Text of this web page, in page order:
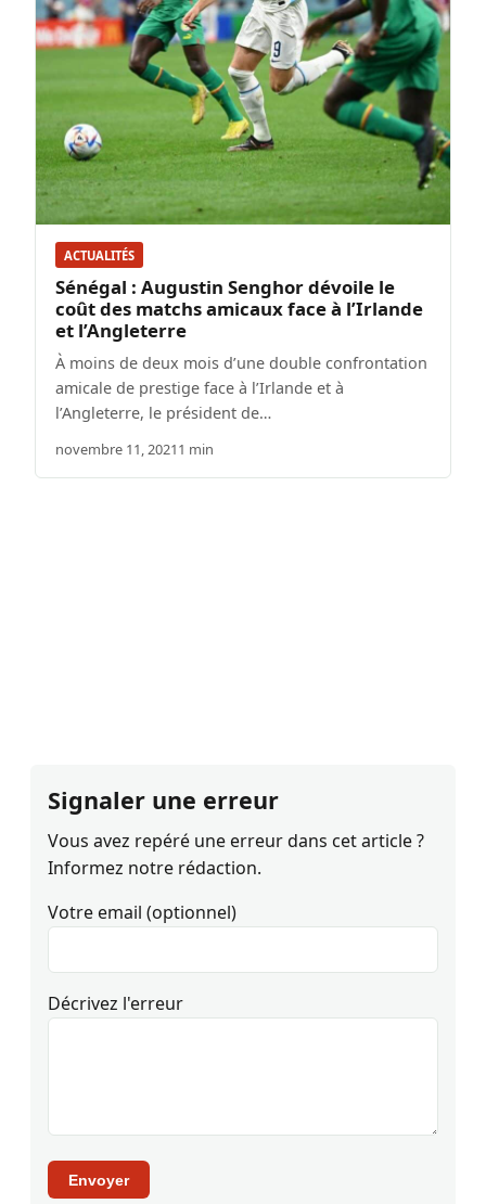
ACTUALITÉS
Sénégal : Augustin Senghor dévoile le
coût des matchs amicaux face à l’Irlande
et l’Angleterre
À moins de deux mois d’une double confrontation
amicale de prestige face à l’Irlande et à
l’Angleterre, le président de…
novembre 11, 20211 min
Signaler une erreur
Vous avez repéré une erreur dans cet article ?
Informez notre rédaction.
Votre email (optionnel)
Décrivez l'erreur
Envoyer